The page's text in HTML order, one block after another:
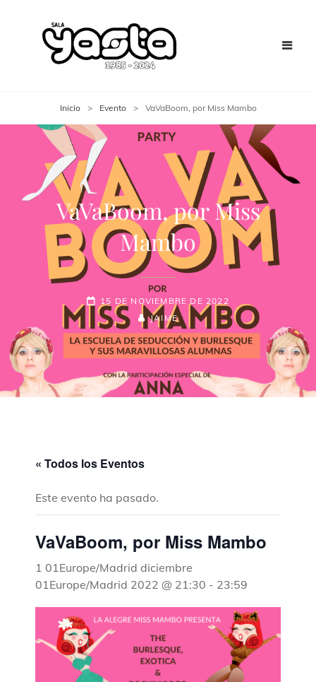
Inicio > Evento > VaVaBoom, por Miss Mambo
VaVaBoom, por Miss
Mambo
15 DE NOVIEMBRE DE 2022
JAIME
« Todos los Eventos
Este evento ha pasado.
VaVaBoom, por Miss Mambo
1 01Europe/Madrid diciembre
01Europe/Madrid 2022 @ 21:30 - 23:59